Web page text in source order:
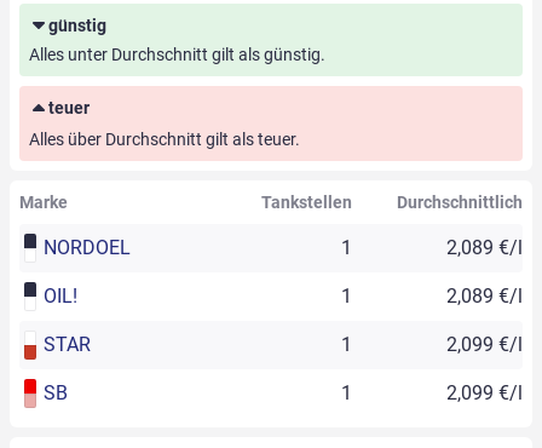
günstig
Alles unter Durchschnitt gilt als günstig.
teuer
Alles über Durchschnitt gilt als teuer.
Marke Tankstellen Durchschnittlich
NORDOEL 1 2,089 €/l
OIL! 1 2,089 €/l
STAR 1 2,099 €/l
SB 1 2,099 €/l